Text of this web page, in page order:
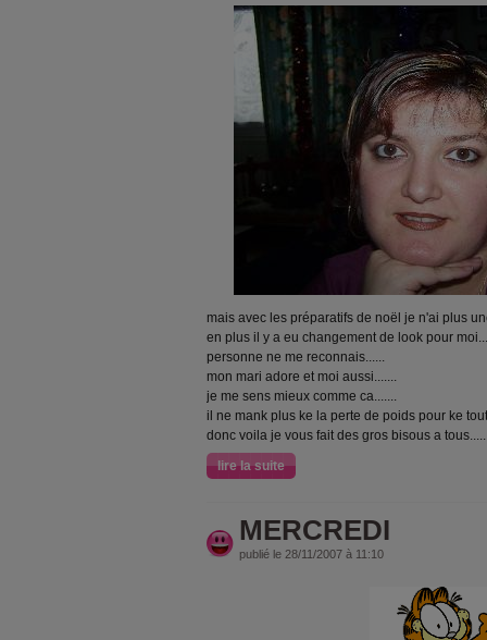
mais avec les préparatifs de noël je n'ai plus
en plus il y a eu changement de look pour
personne ne me reconnais......
mon mari adore et moi aussi.......
je me sens mieux comme ca.......
il ne mank plus ke la perte de poids pour ke
donc voila je vous fait des gros bisous a tous.....
lire la suite
MERCREDI
publié le 28/11/2007 à 11:10